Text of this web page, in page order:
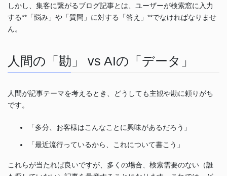
しかし、集客に繋がるブログ記事とは、ユーザーが検索窓に入力
する**「悩み」や「質問」に対する「答え」**でなければなりませ
ん。
人間の「勘」 vs AIの「データ」
人間が記事テーマを考えるとき、どうしても主観や勘に頼りがち
です。
「多分、お客様はこんなことに興味があるだろう」
「最近流行っているから、これについて書こう」
これらが当たれば良いですが、多くの場合、検索需要のない（誰